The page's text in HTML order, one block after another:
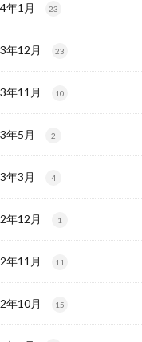
年1月 23
年12月 23
年11月 10
年5月 2
年3月 4
年12月 1
年11月 11
年10月 15